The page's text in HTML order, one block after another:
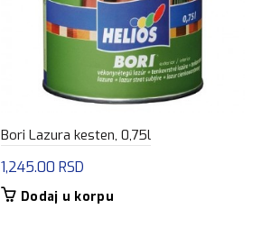
Bori Lazura kesten, 0,75l
1,245.00 RSD
Dodaj u korpu